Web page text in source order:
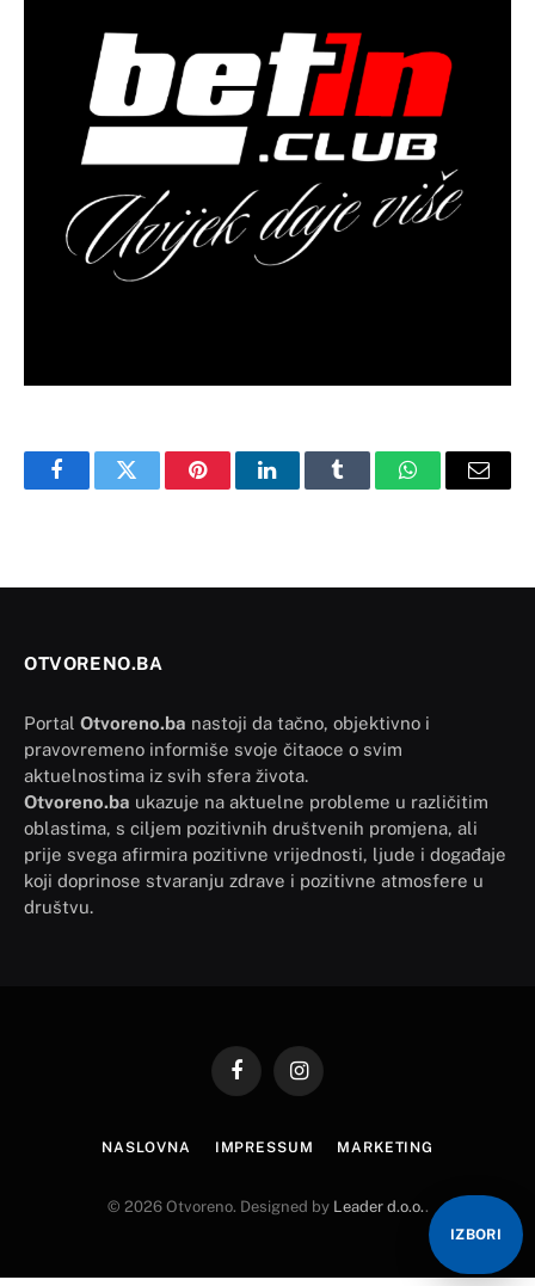
FacebookTwitter PinterestLinkedInTumblr WhatsAppEmail
OTVORENO.BA
Portal Otvoreno.ba nastoji da tačno, objektivno i
pravovremeno informiše svoje čitaoce o svim
aktuelnostima iz svih sfera života.
Otvoreno.ba ukazuje na aktuelne probleme u različitim
oblastima, s ciljem pozitivnih društvenih promjena, ali
prije svega afirmira pozitivne vrijednosti, ljude i događaje
koji doprinose stvaranju zdrave i pozitivne atmosfere u
društvu.
FacebookInstagram
NASLOVNA IMPRESSUM MARKETING
© 2026 Otvoreno. Designed by Leader d.o.o. .
IZBORI